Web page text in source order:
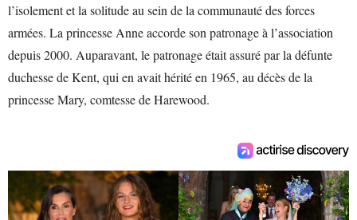
l’isolement et la solitude au sein de la communauté des forces
armées. La princesse Anne accorde son patronage à l’association
depuis 2000. Auparavant, le patronage était assuré par la défunte
duchesse de Kent, qui en avait hérité en 1965, au décès de la
princesse Mary, comtesse de Harewood.